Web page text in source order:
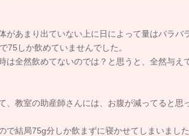
があまり出ていない上に日によって量はバラバ
75しか飲めていませんでした。
は全然飲めてないのでは？と思うと、全然与
、教室の助産師さんには、お腹が減ってると思
で結局75g分しか飲まずに寝かせてしまいまし